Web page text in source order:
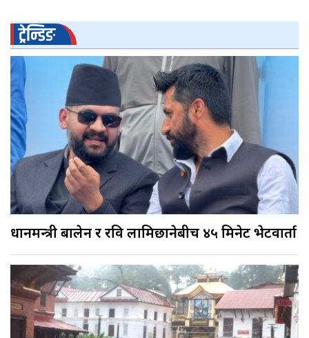
ट्रेन्डिङ
प्रधानमन्त्री बालेन र रवि लामिछानेबीच ४५ मिनेट भेटवार्ता